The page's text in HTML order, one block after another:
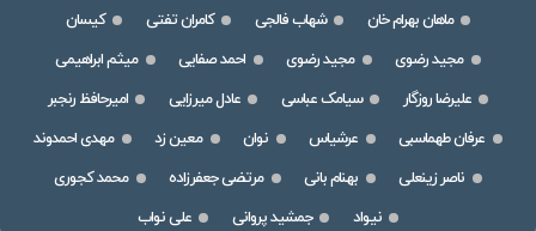
ماهان بهرام خان
شهاب فالجی کامران تفتی
کیسان
مجید رضوی
مجید رضوی احمد صفایی
میثم ابراهیمی
علیرضا روزگار
سیامک عباسی عادل میرزایی
امیرحافظ رنجبر
عرفان طهماسبی
عرشیاس نوان معین زد
مهدی احمدوند
ناصر زینعلی
بهنام بانی مرتضی جعفرزاده
محمد کجوری
نیواد
جمشید پروانی علی نواب